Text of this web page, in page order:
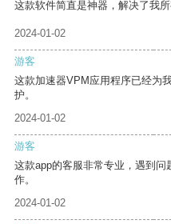
这款软件简直是神器，解决了我所
2024-01-02
游客
这款加速器VPM应用程序已经为
护。
2024-01-02
游客
这款app的客服非常专业，遇到
作。
2024-01-02